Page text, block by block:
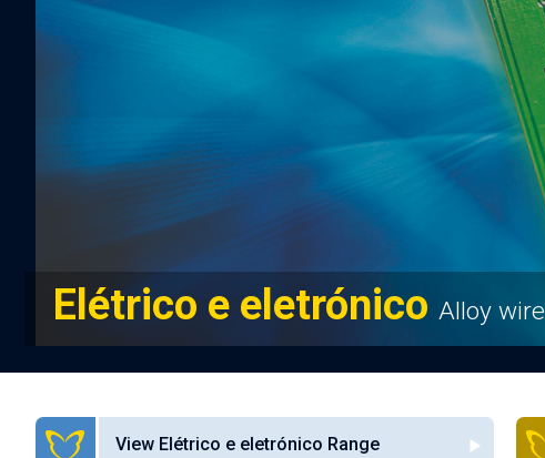
Elétrico e eletrónico Alloy wire
View Elétrico e eletrónico Range